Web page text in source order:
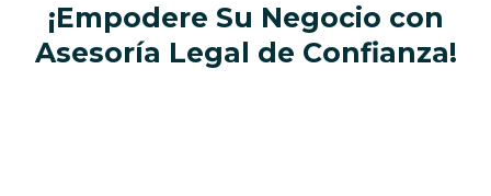
¡Empodere Su Negocio con
Asesoría Legal de Confianza!